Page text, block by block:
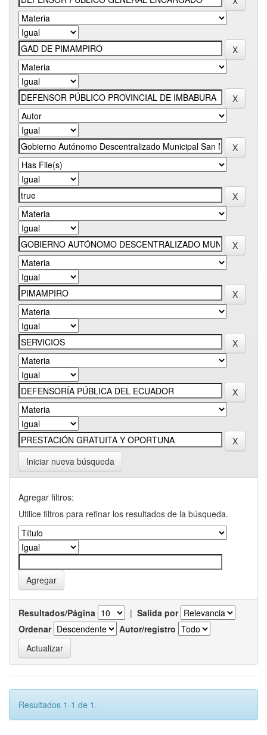
Iniciar nueva búsqueda
Agregar filtros:
Utilice filtros para refinar los resultados de la búsqueda.
Resultados/Página | Salida por
Ordenar
Autor/registro
Resultados 1-1 de 1.